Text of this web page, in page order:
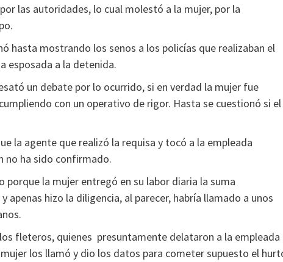
las autoridades, lo cual molestó a la mujer, por la
hasta mostrando los senos a los policías que realizaban el
esposada a la detenida.
un debate por lo ocurrido, si en verdad la mujer fue
con un operativo de rigor. Hasta se cuestionó si el
la agente que realizó la requisa y tocó a la empleada
no ha sido confirmado.
la mujer entregó en su labor diaria la suma
apenas hizo la diligencia, al parecer, habría llamado a unos
fleteros, quienes presuntamente delataron a la empleada
los llamó y dio los datos para cometer supuesto el